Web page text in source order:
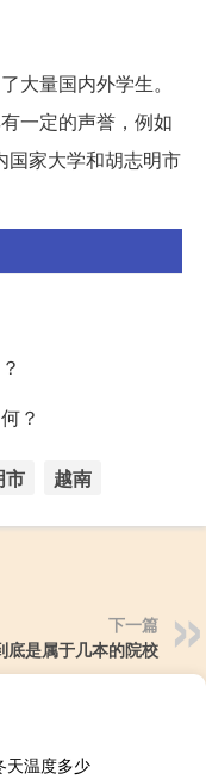
大量国内外学生。
一定的声誉，例如
国家大学和胡志明市
？
市 越南
下一篇
底是属于几本的院校
天温度多少